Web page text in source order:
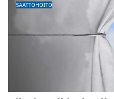
SAATTOHOITO